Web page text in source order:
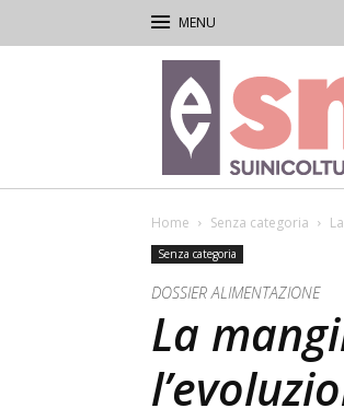
Rivista
di
Suinicoltura
Home Senza categoria
Senza categoria
DOSSIER ALIMENTAZIONE
La